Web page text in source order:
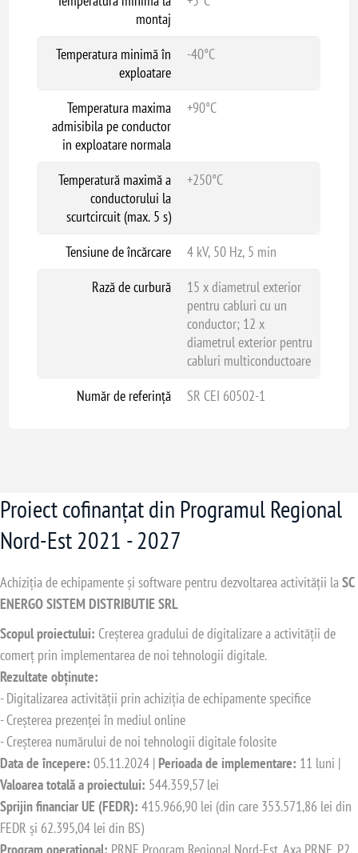
montaj
Temperatura minimă în
exploatare
-40°C
Temperatura maxima
admisibila pe conductor
in exploatare normala
+90°C
Temperatură maximă a
conductorului la
scurtcircuit (max. 5 s)
+250°C
Tensiune de încărcare
4 kV, 50 Hz, 5 min
Rază de curbură
15 x diametrul exterior
pentru cabluri cu un
conductor; 12 x
diametrul exterior pentru
cabluri multiconductoare
Număr de referință
SR CEI 60502-1
Proiect cofinanțat din Programul Regional
Nord-Est 2021 - 2027
Achiziția de echipamente și software pentru dezvoltarea activității la SC
ENERGO SISTEM DISTRIBUTIE SRL
Scopul proiectului: Creșterea gradului de digitalizare a activității de
comerț prin implementarea de noi tehnologii digitale.
Rezultate obținute:
- Digitalizarea activității prin achiziția de echipamente specifice
- Creșterea prezenței în mediul online
- Creșterea numărului de noi tehnologii digitale folosite
Data de începere: 05.11.2024 | Perioada de implementare: 11 luni |
Valoarea totală a proiectului: 544.359,57 lei
Sprijin financiar UE (FEDR): 415.966,90 lei (din care 353.571,86 lei din
FEDR și 62.395,04 lei din BS)
Program operațional: PRNE Program Regional Nord-Est, Axa PRNE_P2